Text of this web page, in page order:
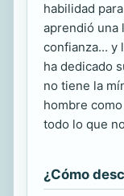
habilidad
aprendió una
confianza... y
ha dedicado
no tiene la
hombre
todo lo que
¿Cómo